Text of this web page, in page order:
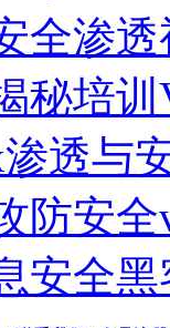
全渗透
秘培
透与
防安全
安全黑